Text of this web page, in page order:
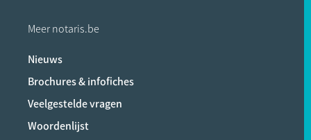
Meer notaris.be
Nieuws
Brochures & infofiches
Veelgestelde vragen
Woordenlijst